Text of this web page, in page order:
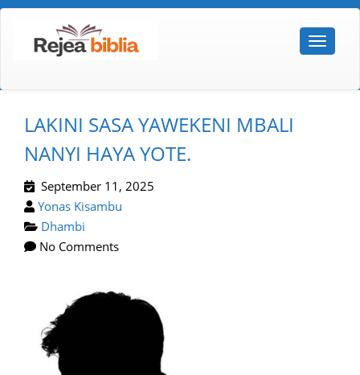
LAKINI SASA YAWEKENI MBALI
NANYI HAYA YOTE.
September 11, 2025
Yonas Kisambu
Dhambi
No Comments